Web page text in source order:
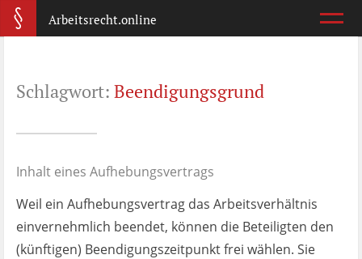
Arbeitsrecht.online
Was ist wichtig?
Wie reagiere ich?
Kündigung
Was jetzt?
Schlagwort: Beendigungsgrund
Inhalt eines Aufhebungsvertrags
Weil ein Aufhebungsvertrag das Arbeitsverhältnis
einvernehmlich beendet, können die Beteiligten den
(künftigen) Beendigungszeitpunkt frei wählen. Sie